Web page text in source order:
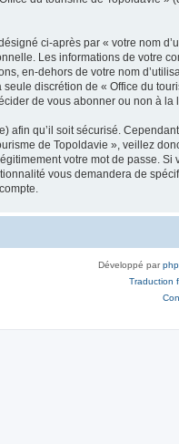
ci-après par « votre nom
Les informations de votre
en-dehors de votre nom
discrétion de « Office du
de vous abonner ou non à
afin qu’il soit sécurisé.
de Topoldavie », veillez
votre mot de passe.
vous demandera de
Développé par
Traduction